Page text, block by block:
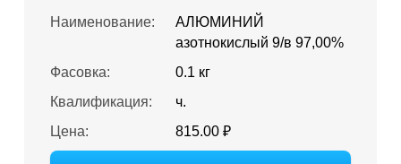
Наименование:
АЛЮМИНИЙ
азотнокислый 9/в 97,00%
Фасовка:
0.1 кг
Квалификация:
ч.
Цена:
815.00 ₽